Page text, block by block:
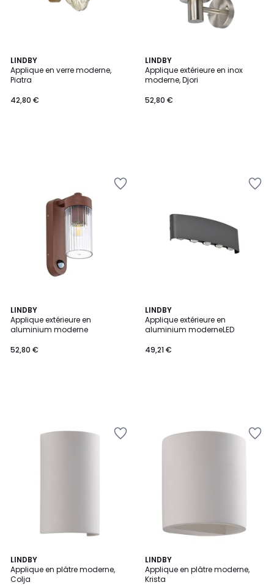
LINDBY
Applique en verre moderne,
Piatra
42,80 €
LINDBY
Applique extérieure en inox
moderne, Djori
52,80 €
LINDBY
Applique extérieure en
aluminium moderne
52,80 €
LINDBY
Applique extérieure en
aluminium moderneLED
49,21 €
LINDBY
Applique en plâtre moderne,
Colja
LINDBY
Applique en plâtre moderne,
Krista